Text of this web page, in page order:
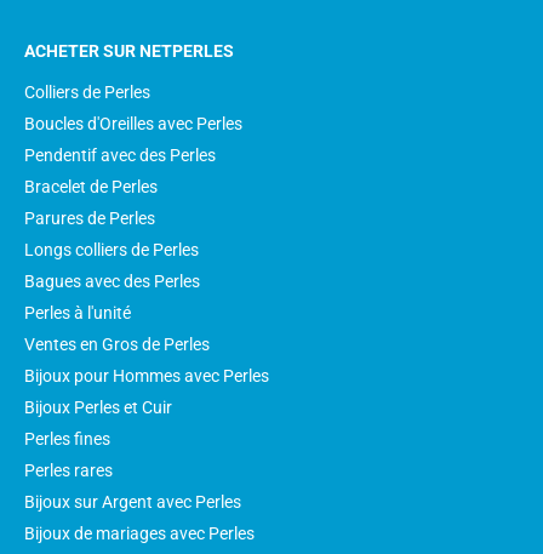
ACHETER SUR NETPERLES
Colliers de Perles
Boucles d'Oreilles avec Perles
Pendentif avec des Perles
Bracelet de Perles
Parures de Perles
Longs colliers de Perles
Bagues avec des Perles
Perles à l'unité
Ventes en Gros de Perles
Bijoux pour Hommes avec Perles
Bijoux Perles et Cuir
Perles fines
Perles rares
Bijoux sur Argent avec Perles
Bijoux de mariages avec Perles